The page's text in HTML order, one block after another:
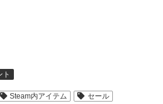
ト
Steam内アイテム セール